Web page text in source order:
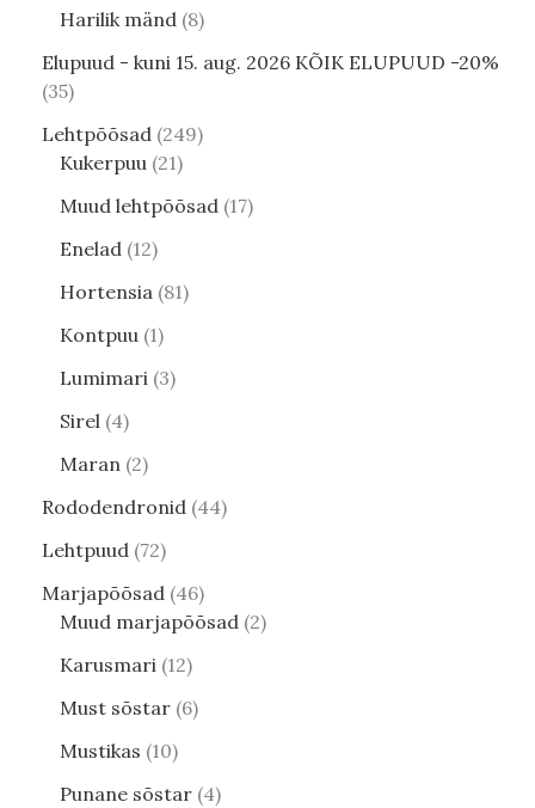
Harilik mänd 8
Elupuud - kuni 15. aug. 2026 KÕIK ELUPUUD -20%
35
Lehtpõõsad 249
Kukerpuu 21
Muud lehtpõõsad 17
Enelad 12
Hortensia 81
Kontpuu 1
Lumimari 3
Sirel 4
Maran 2
Rododendronid 44
Lehtpuud 72
Marjapõõsad 46
Muud marjapõõsad 2
Karusmari 12
Must sõstar 6
Mustikas 10
Punane sõstar 4